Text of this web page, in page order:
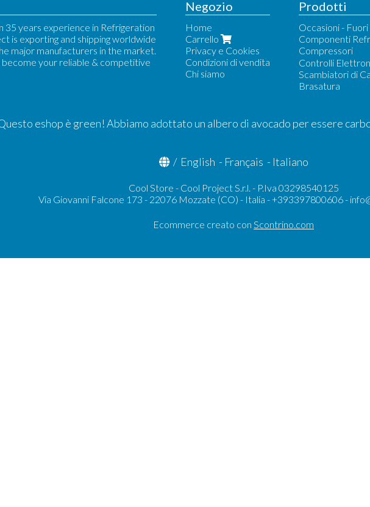
35 years experience in Refrigeration
is exporting and shipping worldwide
major manufacturers in the market.
your reliable & competitive
Negozio
Home
Carrello
Privacy e Cookies
Condizioni di vendita
Chi siamo
Prodotti
Occasioni -
Componenti
Compressori
Bock -
Danfoss
Dorin Ricambi
RefComp
Controlli
Scambiatori di
Brasatura
eshop è green! Abbiamo adottato un albero di avocado per essere
/ English - Français - Italiano
Cool Store - Cool Project S.r.l. - P.Iva 03298540125
Via Giovanni Falcone 173 - 22076 Mozzate (CO) - Italia - +393397800606 -
Ecommerce creato con Scontrino.com